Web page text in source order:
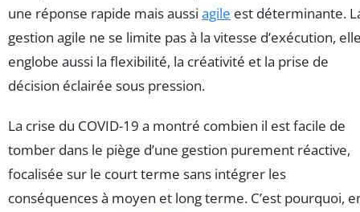
une réponse rapide mais aussi agile est déterminante.
gestion agile ne se limite pas à la vitesse d’exécution,
englobe aussi la flexibilité, la créativité et la prise de
décision éclairée sous pression.
La crise du COVID-19 a montré combien il est facile de
tomber dans le piège d’une gestion purement réactive,
focalisée sur le court terme sans intégrer les
conséquences à moyen et long terme. C’est pourquoi,